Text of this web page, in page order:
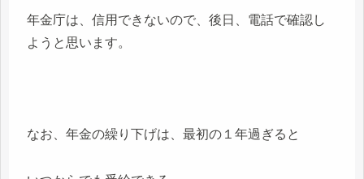
年金庁は、信用できないので、後日、電話で確認し
ようと思います。
なお、年金の繰り下げは、最初の１年過ぎると